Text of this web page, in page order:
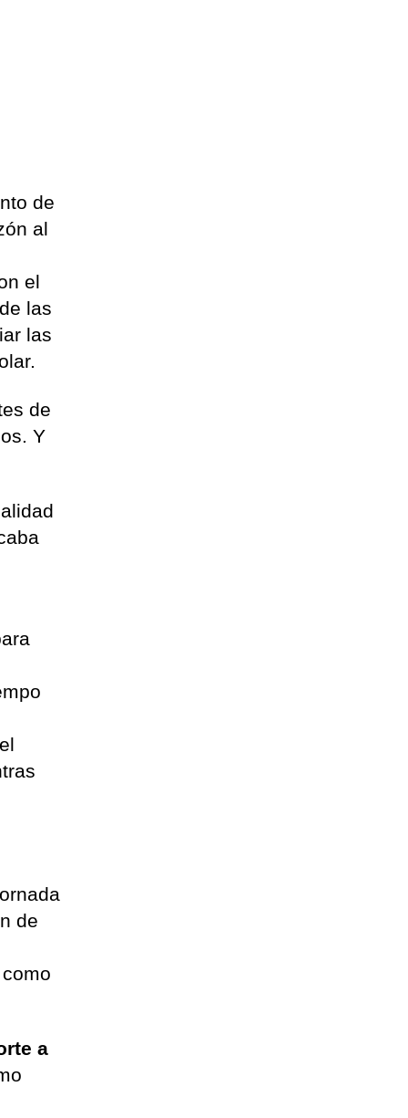
de
al
el
las
las
de
Y
de
a